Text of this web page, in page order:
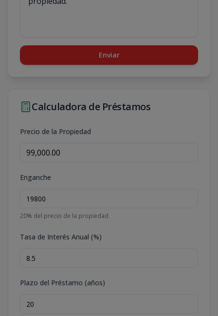
Enviar
Calculadora de Préstamos
Precio de la Propiedad
Enganche
20% del precio de la propiedad
Tasa de Interés Anual (%)
Plazo del Préstamo (años)